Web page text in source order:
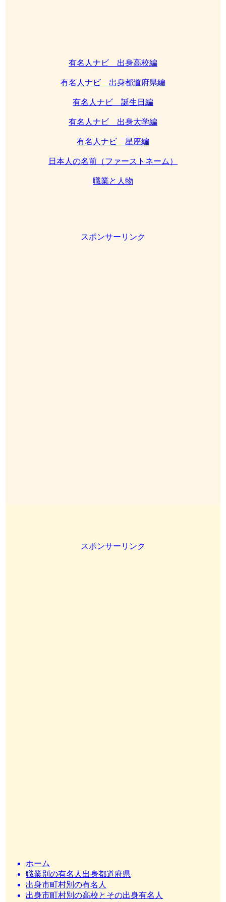
有名人ナビ 出身高校編
有名人ナビ 出身都道府県編
有名人ナビ 誕生日編
有名人ナビ 出身大学編
有名人ナビ 星座編
日本人の名前（ファーストネーム）
職業と人物
スポンサーリンク
スポンサーリンク
ホーム
職業別の有名人出身都道府県
出身市町村別の有名人
出身市町村別の高校とその出身有名人